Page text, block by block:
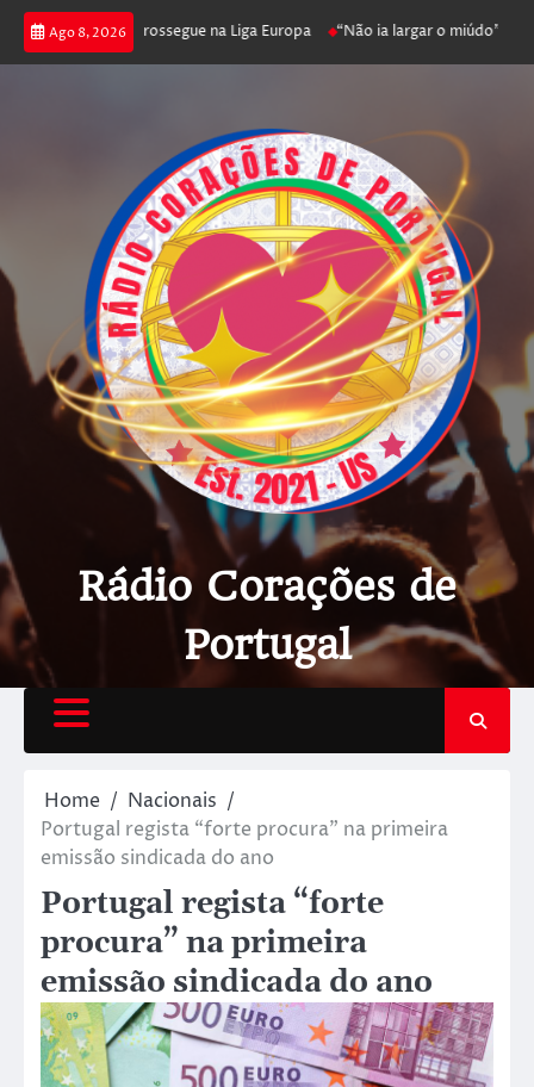
Ago 8, 2026
joga poker e prossegue na Liga Europa “Não ia largar o miúdo”.
Rádio Corações de
Portugal
Home
Nacionais
Portugal regista “forte procura” na primeira
emissão sindicada do ano
Portugal regista “forte
procura” na primeira
emissão sindicada do ano